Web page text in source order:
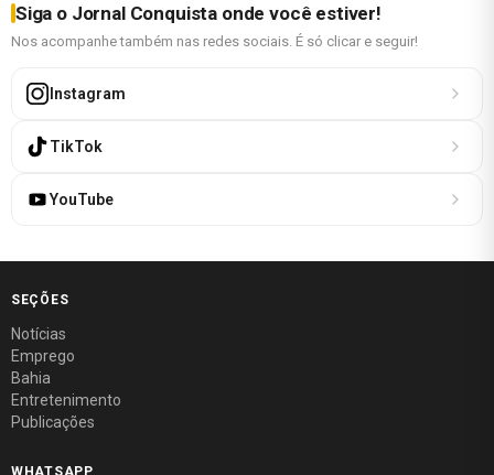
Siga o Jornal Conquista onde você estiver!
Nos acompanhe também nas redes sociais. É só clicar e seguir!
Instagram
TikTok
YouTube
SEÇÕES
Notícias
Emprego
Bahia
Entretenimento
Publicações
WHATSAPP